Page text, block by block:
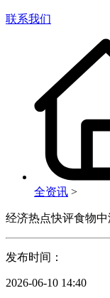
联系我们
全资讯 >
经济热点快评食物中
发布时间：
2026-06-10 14:40